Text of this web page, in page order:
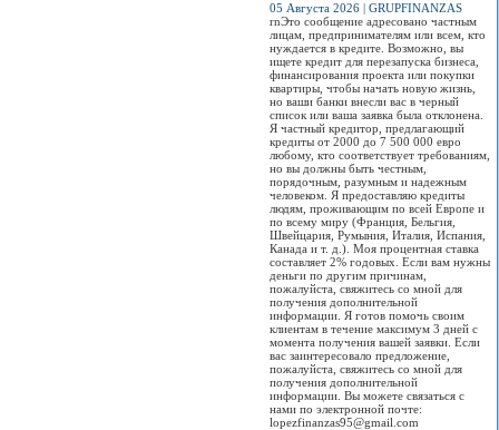
05 Августа 2026 | GRUPFINANZAS
rnЭто сообщение адресовано частным
лицам, предпринимателям или всем, кто
нуждается в кредите. Возможно, вы
ищете кредит для перезапуска бизнеса,
финансирования проекта или покупки
квартиры, чтобы начать новую жизнь,
но ваши банки внесли вас в черный
список или ваша заявка была отклонена.
Я частный кредитор, предлагающий
кредиты от 2000 до 7 500 000 евро
любому, кто соответствует требованиям,
но вы должны быть честным,
порядочным, разумным и надежным
человеком. Я предоставляю кредиты
людям, проживающим по всей Европе и
по всему миру (Франция, Бельгия,
Швейцария, Румыния, Италия, Испания,
Канада и т. д.). Моя процентная ставка
составляет 2% годовых. Если вам нужны
деньги по другим причинам,
пожалуйста, свяжитесь со мной для
получения дополнительной
информации. Я готов помочь своим
клиентам в течение максимум 3 дней с
момента получения вашей заявки. Если
вас заинтересовало предложение,
пожалуйста, свяжитесь со мной для
получения дополнительной
информации. Вы можете связаться с
нами по электронной почте:
lopezfinanzas95@gmail.com